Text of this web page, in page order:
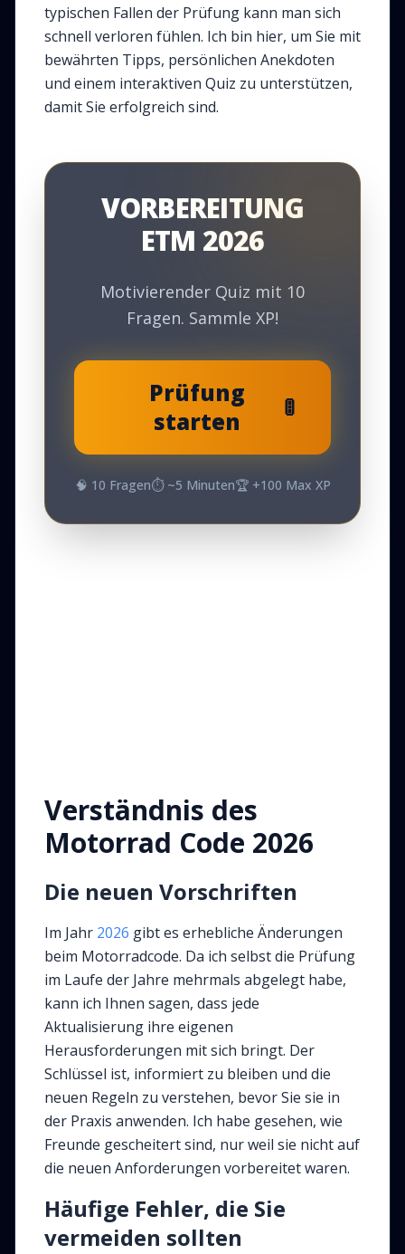
typischen Fallen der Prüfung kann man sich
schnell verloren fühlen. Ich bin hier, um Sie mit
bewährten Tipps, persönlichen Anekdoten
und einem interaktiven Quiz zu unterstützen,
damit Sie erfolgreich sind.
VORBEREITUNG
ETM 2026
Motivierender Quiz mit 10
Fragen. Sammle XP!
Prüfung
starten
🚦
🧠 10 Fragen⏱️ ~5 Minuten🏆 +100 Max XP
Verständnis des
Motorrad Code 2026
Die neuen Vorschriften
Im Jahr 2026 gibt es erhebliche Änderungen
beim Motorradcode. Da ich selbst die Prüfung
im Laufe der Jahre mehrmals abgelegt habe,
kann ich Ihnen sagen, dass jede
Aktualisierung ihre eigenen
Herausforderungen mit sich bringt. Der
Schlüssel ist, informiert zu bleiben und die
neuen Regeln zu verstehen, bevor Sie sie in
der Praxis anwenden. Ich habe gesehen, wie
Freunde gescheitert sind, nur weil sie nicht auf
die neuen Anforderungen vorbereitet waren.
Häufige Fehler, die Sie
vermeiden sollten